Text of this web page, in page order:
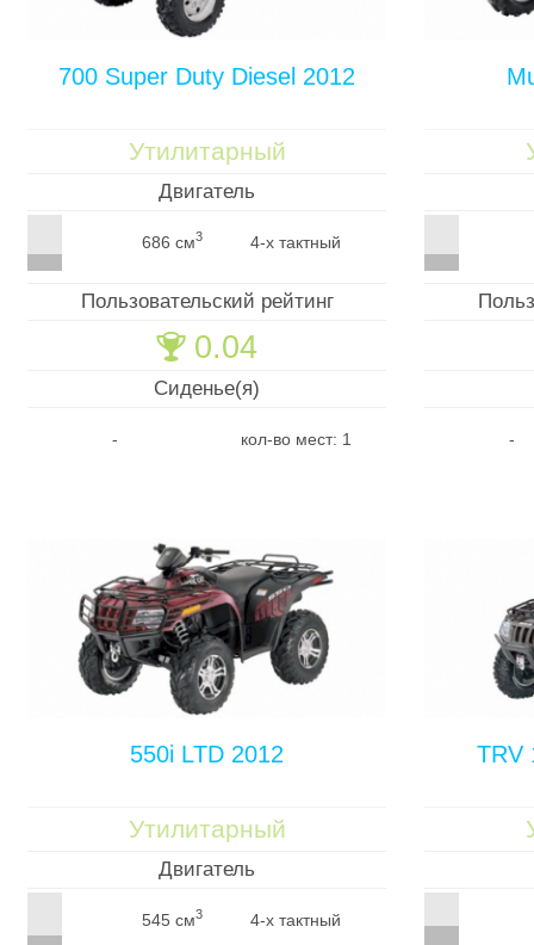
700 Super Duty Diesel 2012
Утилитарный
Двигатель
686 см3 4-х тактный
Пользовательский рейтинг
🏆 0.04
Сиденье(я)
- кол-во мест: 1 -
550i LTD 2012
Утилитарный
Двигатель
545 см3 4-х тактный
TRV